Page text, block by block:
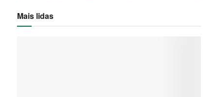
Mais lidas